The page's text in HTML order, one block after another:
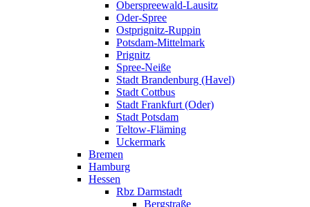
Oberspreewald-Lausitz
Oder-Spree
Ostprignitz-Ruppin
Potsdam-Mittelmark
Prignitz
Spree-Neiße
Stadt Brandenburg (Havel)
Stadt Cottbus
Stadt Frankfurt (Oder)
Stadt Potsdam
Teltow-Fläming
Uckermark
Bremen
Hamburg
Hessen
Rbz Darmstadt
Bergstraße